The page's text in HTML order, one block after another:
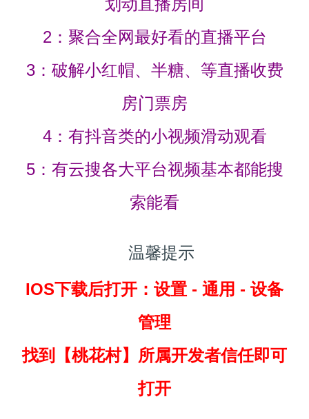
2：聚合全网最好看的直播平台
3：破解小红帽、半糖、等直播收费
房门票房
4：有抖音类的小视频滑动观看
5：有云搜各大平台视频基本都能搜
索能看
温馨提示
IOS下载后打开：设置 - 通用 - 设备
管理
找到
【桃花村】所属开发者信任即可
打开